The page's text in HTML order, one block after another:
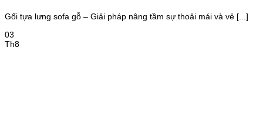
Gối tựa lưng sofa gỗ – Giải pháp nâng tầm sự thoải mái và vẻ [...]
03
Th8